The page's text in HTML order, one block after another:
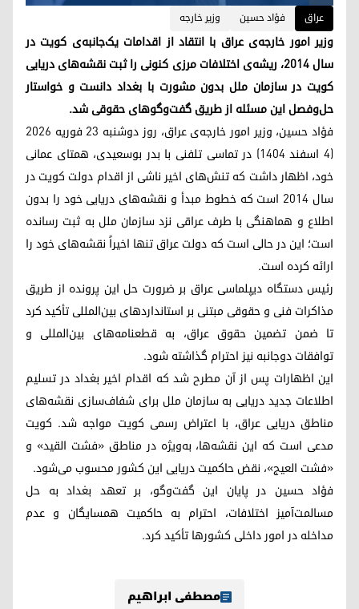
عراق
فؤاد حسین وزیر خارجه
وزیر امور خارجه‌ی عراق با انتقاد از اقدامات یک‌جانبه‌ی کویت در
سال ۲۰۱۴، ریشه‌ی اختلافات مرزی کنونی را ثبت نقشه‌های دریایی
کویت در سازمان ملل بدون مشورت با بغداد دانست و خواستار
حل‌وفصل این مسئله از طریق گفت‌وگوهای حقوقی شد.
فؤاد حسین، وزیر امور خارجه‌ی عراق، روز دوشنبه ۲۳ فوریه ۲۰۲۶
(۴ اسفند ۱۴۰۴) در تماسی تلفنی با بدر بوسعیدی، همتای عمانی
خود، اظهار داشت که تنش‌های اخیر ناشی از اقدام دولت کویت در
سال ۲۰۱۴ است که خطوط مبدأ و نقشه‌های دریایی خود را بدون
اطلاع و هماهنگی با طرف عراقی نزد سازمان ملل به ثبت رسانده
است؛ این در حالی است که دولت عراق تنها اخیراً نقشه‌های خود را
ارائه کرده است.
رئیس دستگاه دیپلماسی عراق بر ضرورت حل این پرونده از طریق
مذاکرات فنی و حقوقی مبتنی بر استانداردهای بین‌المللی تأکید کرد
تا ضمن تضمین حقوق عراق، به قطعنامه‌های بین‌المللی و
توافقات دوجانبه نیز احترام گذاشته شود.
این اظهارات پس از آن مطرح شد که اقدام اخیر بغداد در تسلیم
اطلاعات جدید دریایی به سازمان ملل برای شفاف‌سازی نقشه‌های
مناطق دریایی عراق، با اعتراض رسمی کویت مواجه شد. کویت
مدعی است که این نقشه‌ها، به‌ویژه در مناطق «فشت القید» و
«فشت العیج»، نقض حاکمیت دریایی این کشور محسوب می‌شود.
فؤاد حسین در پایان این گفت‌وگو، بر تعهد بغداد به حل
مسالمت‌آمیز اختلافات، احترام به حاکمیت همسایگان و عدم
مداخله در امور داخلی کشورها تأکید کرد.
مصطفی ابراهیم